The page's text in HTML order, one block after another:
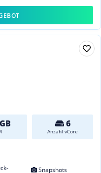
6
Anzahl vCore
Snapshots